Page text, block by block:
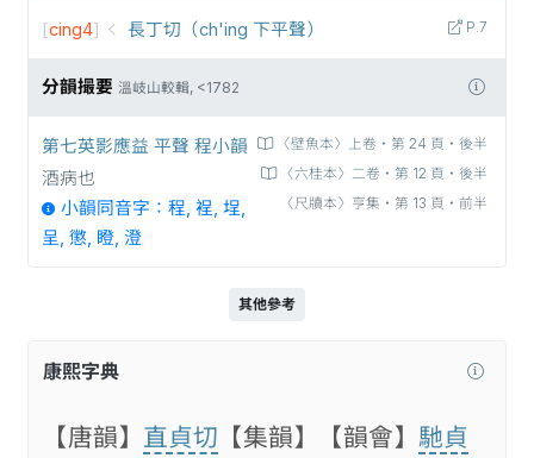
P.7
[cing4] 長丁切（ch'ing 下平聲）
分韻撮要 溫岐山較輯, <1782
〈壁魚本〉上卷‧第 24 頁‧後半
〈六桂本〉二卷‧第 12 頁‧後半
〈尺牘本〉亨集‧第 13 頁‧前半
第七英影應益 平聲 程小韻
酒病也
小韻同音字：程, 裎, 埕,
呈, 懲, 瞪, 澄
其他參考
康熙字典
【唐韻】 直貞切 【集韻】 【韻會】 馳貞